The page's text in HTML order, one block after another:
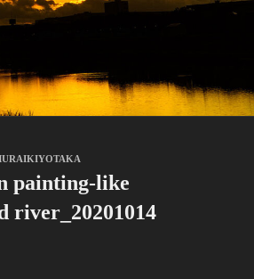
painting-like
river_20201014